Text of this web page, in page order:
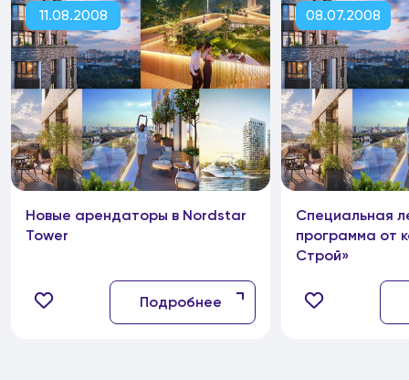
11.08.2008
Новые арендаторы в Nordstar
Tower
Подробнее
08.07.2008
Специальная
программа от
Строй»